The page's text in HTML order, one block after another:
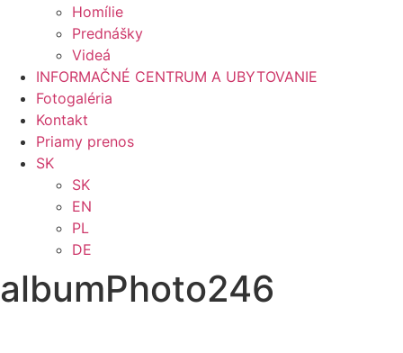
Homílie
Prednášky
Videá
INFORMAČNÉ CENTRUM A UBYTOVANIE
Fotogaléria
Kontakt
Priamy prenos
SK
SK
EN
PL
DE
albumPhoto246